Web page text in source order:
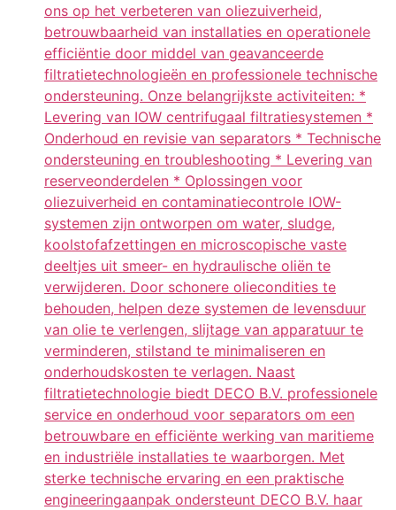
ons op het verbeteren van oliezuiverheid,
betrouwbaarheid van installaties en operationele
efficiëntie door middel van geavanceerde
filtratietechnologieën en professionele technische
ondersteuning. Onze belangrijkste activiteiten: *
Levering van IOW centrifugaal filtratiesystemen *
Onderhoud en revisie van separators * Technische
ondersteuning en troubleshooting * Levering van
reserveonderdelen * Oplossingen voor
oliezuiverheid en contaminatiecontrole IOW-
systemen zijn ontworpen om water, sludge,
koolstofafzettingen en microscopische vaste
deeltjes uit smeer- en hydraulische oliën te
verwijderen. Door schonere oliecondities te
behouden, helpen deze systemen de levensduur
van olie te verlengen, slijtage van apparatuur te
verminderen, stilstand te minimaliseren en
onderhoudskosten te verlagen. Naast
filtratietechnologie biedt DECO B.V. professionele
service en onderhoud voor separators om een
betrouwbare en efficiënte werking van maritieme
en industriële installaties te waarborgen. Met
sterke technische ervaring en een praktische
engineeringaanpak ondersteunt DECO B.V. haar